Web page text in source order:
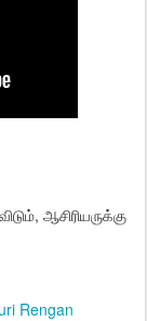
ஆசிரியருக்கு
Rengan